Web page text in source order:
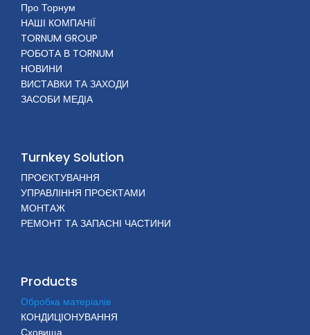
Про Торнум
НАШІ КОМПАНІЇ
TORNUM GROUP
РОБОТА В TORNUM
НОВИНИ
ВИСТАВКИ ТА ЗАХОДИ
ЗАСОБИ МЕДІА
Turnkey Solution
ПРОЄКТУВАННЯ
УПРАВЛІННЯ ПРОЄКТАМИ
МОНТАЖ
РЕМОНТ ТА ЗАПАСНІ ЧАСТИНИ
Products
Обробка матеріалів
КОНДИЦІОНУВАННЯ